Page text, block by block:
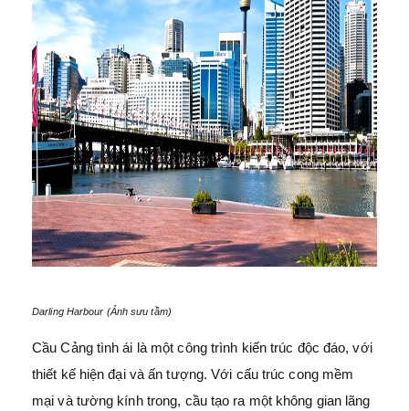
Darling Harbour (Ảnh sưu tầm)
Cầu Cảng tình ái là một công trình kiến trúc độc đáo, với
thiết kế hiện đại và ấn tượng. Với cấu trúc cong mềm
mại và tường kính trong, cầu tạo ra một không gian lãng